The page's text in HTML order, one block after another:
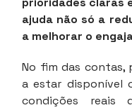
ajuda não só a
a melhorar o
No fim das contas,
a estar disponível
condições